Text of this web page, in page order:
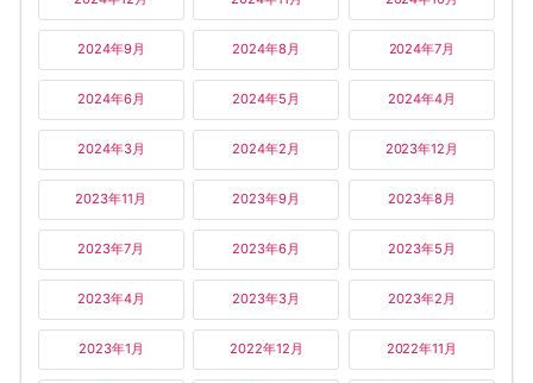
2024年9月 2024年8月 2024年7月
2024年6月 2024年5月 2024年4月
2024年3月 2024年2月 2023年12月
2023年11月 2023年9月 2023年8月
2023年7月 2023年6月 2023年5月
2023年4月 2023年3月 2023年2月
2023年1月 2022年12月 2022年11月